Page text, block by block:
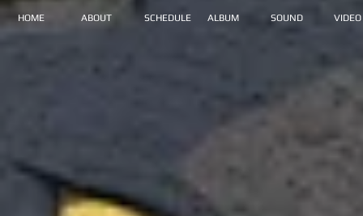
HOME ABOUT SCHEDULE ALBUM SOUND VIDEO